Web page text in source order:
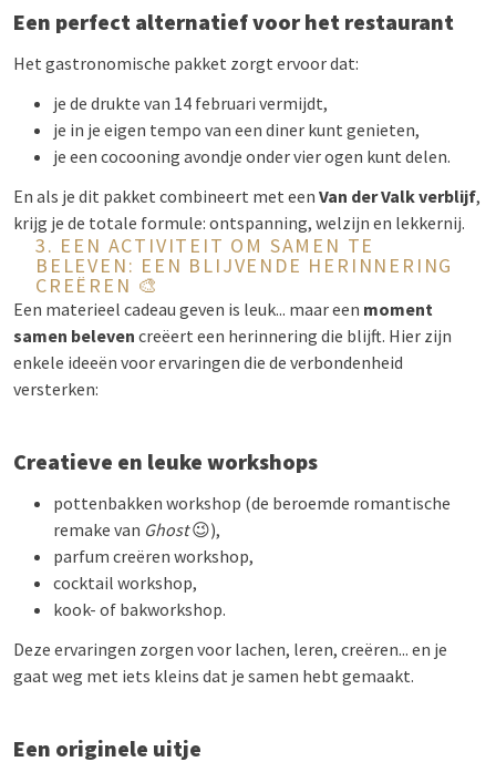
Een perfect alternatief voor het restaurant
Het gastronomische pakket zorgt ervoor dat:
je de drukte van 14 februari vermijdt,
je in je eigen tempo van een diner kunt genieten,
je een cocooning avondje onder vier ogen kunt delen.
En als je dit pakket combineert met een Van der Valk verblijf,
krijg je de totale formule: ontspanning, welzijn en lekkernij.
3. EEN ACTIVITEIT OM SAMEN TE
BELEVEN: EEN BLIJVENDE HERINNERING
CREËREN 🎨
Een materieel cadeau geven is leuk... maar een moment
samen beleven creëert een herinnering die blijft. Hier zijn
enkele ideeën voor ervaringen die de verbondenheid
versterken:
Creatieve en leuke workshops
pottenbakken workshop (de beroemde romantische
remake van Ghost😉),
parfum creëren workshop,
cocktail workshop,
kook- of bakworkshop.
Deze ervaringen zorgen voor lachen, leren, creëren... en je
gaat weg met iets kleins dat je samen hebt gemaakt.
Een originele uitje